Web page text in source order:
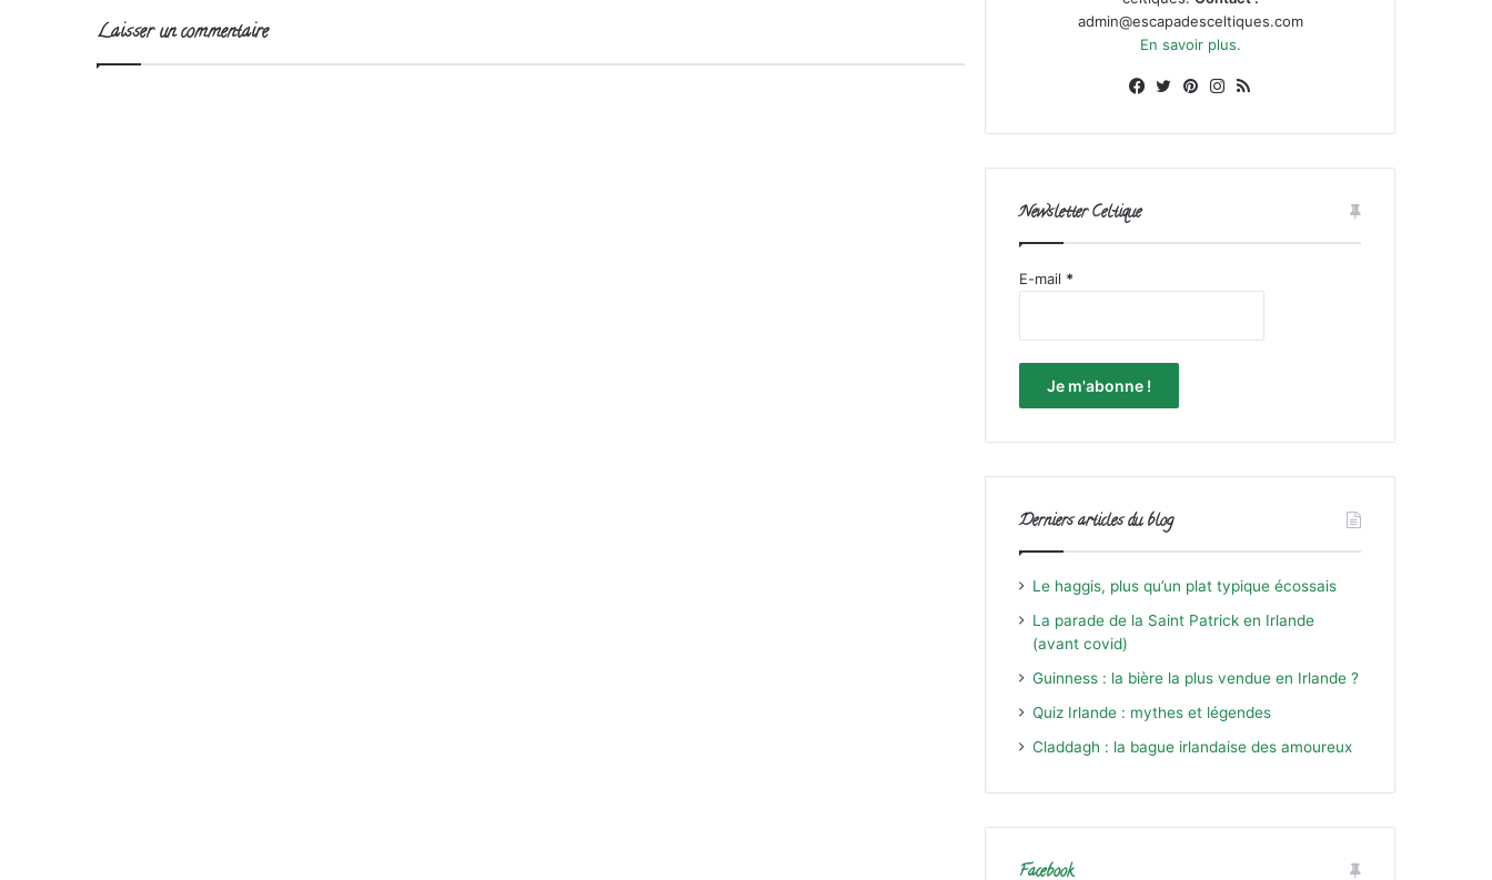
Laisser un commentaire
admin@escapadesceltiques.com
En savoir plus.
Facebook
X PinterestInstagram
Newsletter Celtique
E-mail *
Derniers articles du blog
Le haggis, plus qu’un plat typique écossais
La parade de la Saint Patrick en Irlande
(avant covid)
Guinness : la bière la plus vendue en Irlande ?
Quiz Irlande : mythes et légendes
Claddagh : la bague irlandaise des amoureux
Facebook